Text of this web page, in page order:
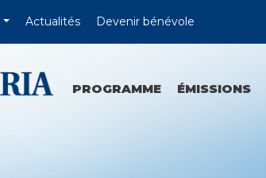
Actualités Devenir bénévoleAngelus Et Milieu Du Jour
PROGRAMME ÉMISSIONS